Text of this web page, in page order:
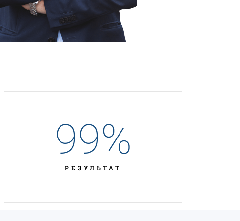
РЕЗУЛЬТАТ
99%